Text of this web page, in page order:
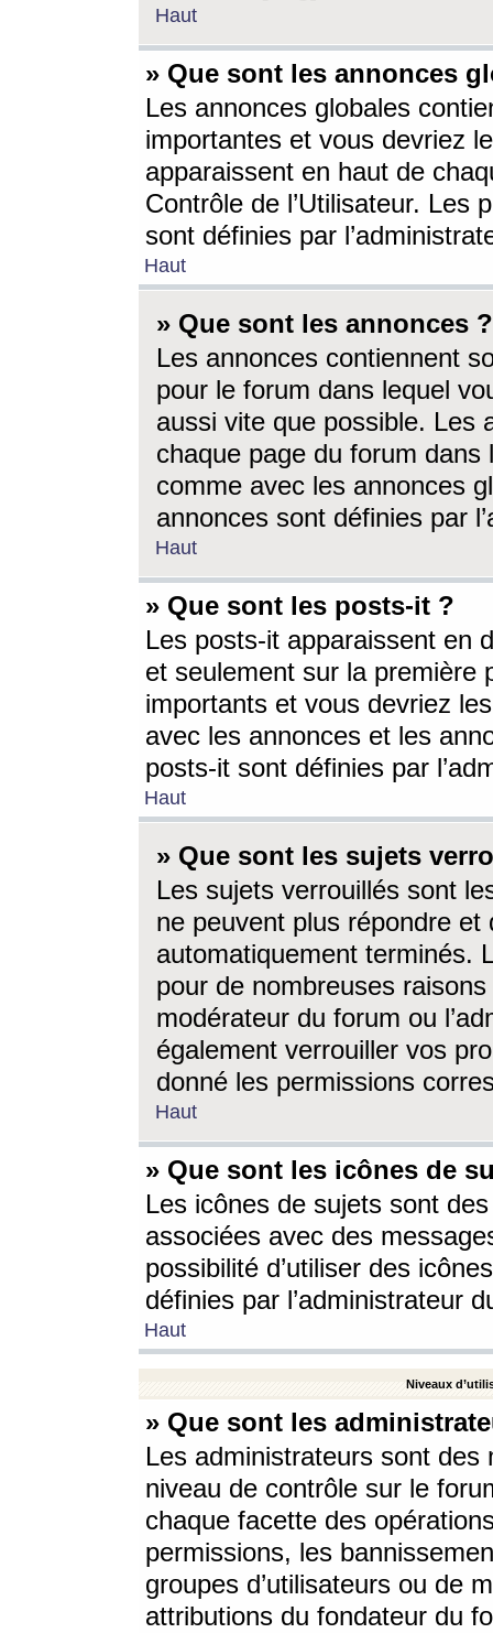
Haut
» Que sont les annonces
Les annonces globales
importantes et vous devriez
apparaissent en haut de
Contrôle de l’Utilisateur. Les
sont définies par
Haut
» Que sont les annonces ?
Les annonces contiennent
pour le forum dans lequel
aussi vite que possible. Les
chaque page du forum dans
comme avec les annonces
annonces sont définies par
Haut
» Que sont les posts-it ?
Les posts-it apparaissent en
et seulement sur la première
importants et vous devriez
avec les annonces et les
posts-it sont définies par
Haut
» Que sont les sujets
Les sujets verrouillés sont
ne peuvent plus répondre
automatiquement terminés.
pour de nombreuses
modérateur du forum ou
également verrouiller vos
donné les permissions
Haut
» Que sont les icônes de
Les icônes de sujets sont
associées avec des
possibilité d’utiliser des
définies par l’administrateur
Haut
Niveaux
» Que sont les
Les administrateurs sont
niveau de contrôle sur le
chaque facette des
permissions, les
groupes d’utilisateurs ou de
attributions du fondateur du